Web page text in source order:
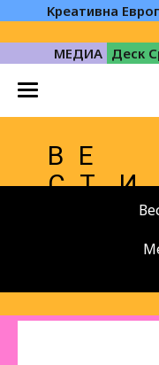
Kреативна
МЕДИА Деск
В Е
С Т И